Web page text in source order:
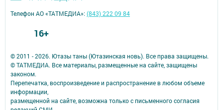
© 2011 - 2026. Ютазы таны (Ютазинская новь). Все права защищены.
© ТАТМЕДИА. Все материалы, размещенные на сайте, защищены
законом.
Перепечатка, воспроизведение и распространение в любом объеме
информации,
размещенной на сайте, возможна только с письменного согласия
Телефон АО «ТАТМЕДИА»:(843) 222 09 84
16+